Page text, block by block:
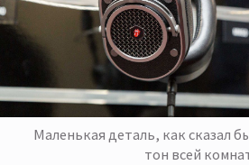
Маленькая деталь, как сказал
тон всей